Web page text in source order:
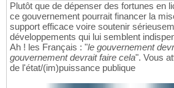
Plutôt que de dépenser des fortunes en
ce gouvernement pourrait financer la
support efficace voire soutenir
développements qui lui semblent
Ah ! les Français : "le gouvernement
gouvernement devrait faire cela". Vous
de l'état/(im)puissance publique